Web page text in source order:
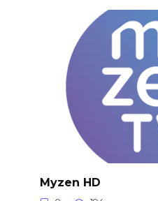
Myzen HD